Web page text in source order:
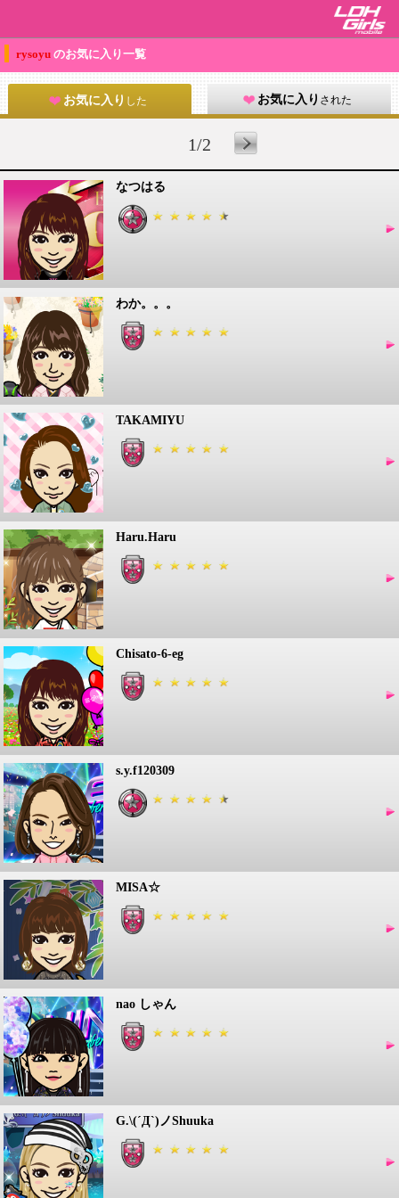
rysoyu のお気に入り一覧
お気に入り した お気に入り された
1/2
なつはる
わか。。。
TAKAMIYU
Haru.Haru
Chisato-6-eg
s.y.f120309
MISA☆
nao しゃん
G.\(´Д`)ノShuuka